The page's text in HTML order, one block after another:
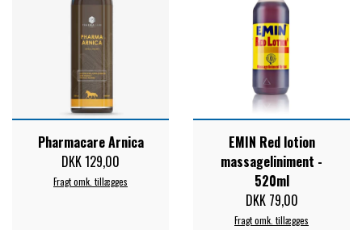
Pharmacare Arnica
DKK 129,00
Fragt omk. tillægges
EMIN Red lotion
massageliniment -
520ml
DKK 79,00
Fragt omk. tillægges